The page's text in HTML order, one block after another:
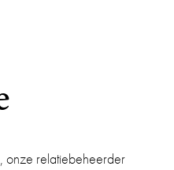
onze relatiebeheerder